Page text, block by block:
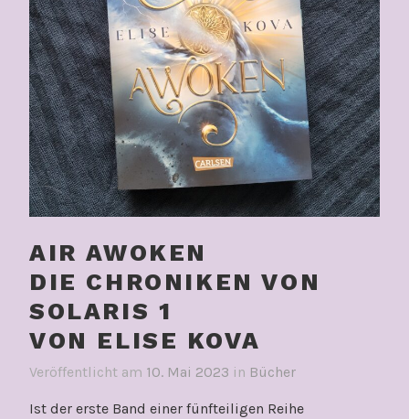
AIR AWOKEN
DIE CHRONIKEN VON
SOLARIS 1
VON ELISE KOVA
Veröffentlicht am 10. Mai 2023 in Bücher
Ist der erste Band einer fünfteiligen Reihe